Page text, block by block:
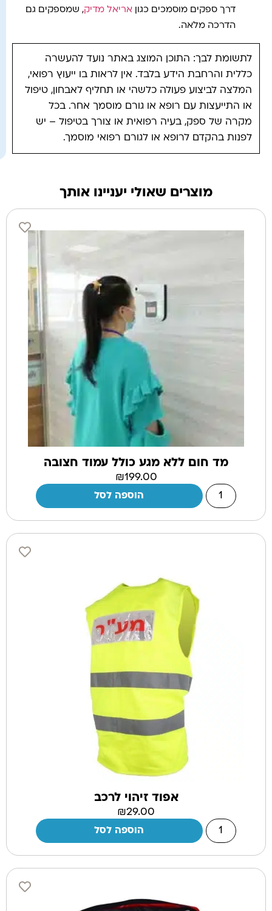
דרך ספקים מוסמכים כגון אריאל מדיק, שמספקים גם
הדרכה מלאה.
לתשומת לבך: התוכן המוצג באתר נועד להעשרה
כללית והרחבת הידע בלבד. אין לראות בו ייעוץ רפואי,
המלצה לביצוע פעולה כלשהי או תחליף לאבחון, טיפול
או התייעצות עם רופא או גורם מוסמך אחר. בכל
מקרה של ספק, בעיה רפואית או צורך בטיפול – יש
לפנות בהקדם לרופא או לגורם רפואי מוסמך.
מוצרים שאולי יעניינו אותך
מד חום ללא מגע כולל עמוד חצובה
₪199.00
הוספה לסל
אפוד זיהוי לרכב
₪29.00
הוספה לסל